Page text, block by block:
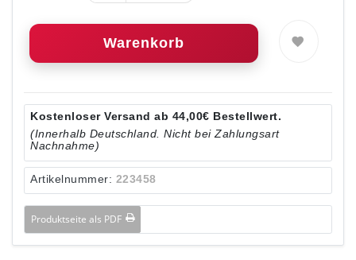
Warenkorb
Kostenloser Versand ab 44,00€ Bestellwert.
(Innerhalb Deutschland. Nicht bei Zahlungsart
Nachnahme)
Artikelnummer: 223458
Produktseite als PDF